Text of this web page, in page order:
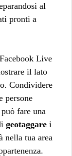
al
pronti a
Live
il lato
Condividere
persone
fare una
geotaggare i
nella tua area